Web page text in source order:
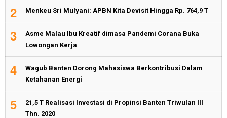
2 Menkeu Sri Mulyani: APBN Kita Devisit Hingga Rp. 764,9 T
3
Asme Malau Ibu Kreatif dimasa Pandemi Corana Buka
Lowongan Kerja
4
Wagub Banten Dorong Mahasiswa Berkontribusi Dalam
Ketahanan Energi
5
21,5 T Realisasi Investasi di Propinsi Banten Triwulan III
Thn. 2020